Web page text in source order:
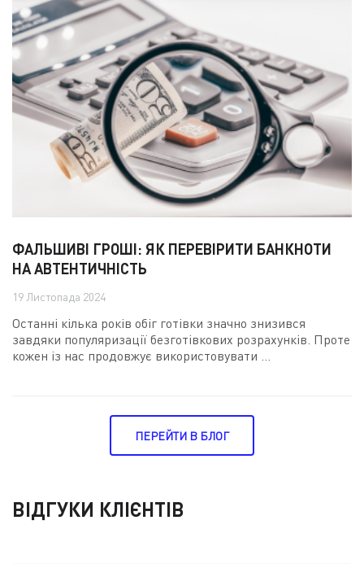
ФАЛЬШИВІ ГРОШІ: ЯК ПЕРЕВІРИТИ БАНКНОТИ
НА АВТЕНТИЧНІСТЬ
19 Листопада 2024
Останні кілька років обіг готівки значно знизився
завдяки популяризації безготівкових розрахунків. Проте
кожен із нас продовжує використовувати ...
ПЕРЕЙТИ В БЛОГ
ВІДГУКИ КЛІЄНТІВ